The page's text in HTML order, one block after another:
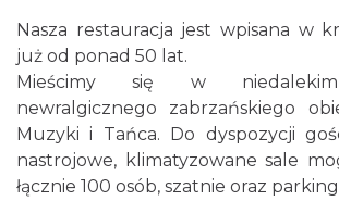
Nasza restauracja jest wpisana w
już od ponad 50 lat.
Mieścimy się w niedalekim
newralgicznego zabrzańskiego
Muzyki i Tańca. Do dyspozycji
nastrojowe, klimatyzowane sale
łącznie 100 osób, szatnie oraz